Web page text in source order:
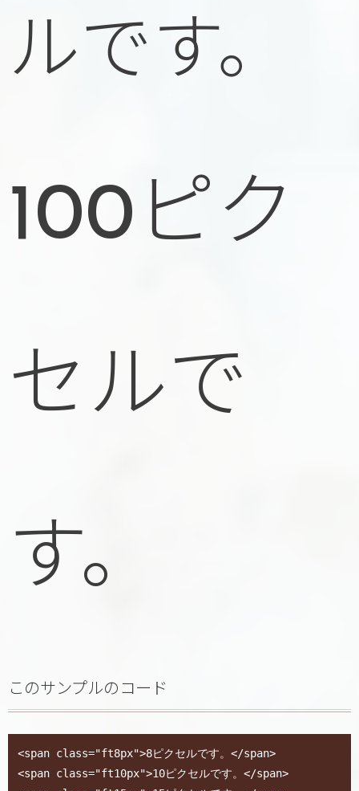
ルです。
100ピク
セルで
す。
このサンプルのコード
<span class="ft8px">8ピクセルです。</span>
<span class="ft10px">10ピクセルです。</span>